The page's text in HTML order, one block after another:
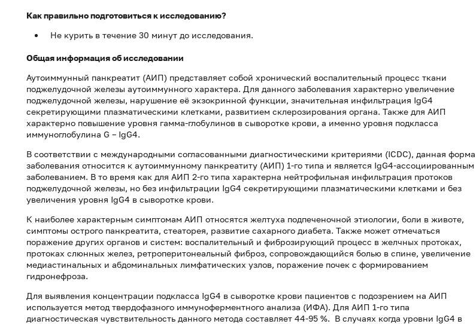
Как правильно подготовиться к исследованию?
Не курить в течение 30 минут до исследования.
Общая информация об исследовании
Аутоиммунный панкреатит (АИП) представляет собой хронический воспалительный процесс ткани
поджелудочной железы аутоиммунного характера. Для данного заболевания характерно увеличение
поджелудочной железы, нарушение её экзокринной функции, значительная инфильтрация IgG4
секретирующими плазматическими клетками, развитием склерозирования органа. Также для АИП
характерно повышение уровня гамма-глобулинов в сыворотке крови, а именно уровня подкласса
иммуноглобулина G – IgG4.
В соответствии с международными согласованными диагностическими критериями (ICDC), данная форма
заболевания относится к аутоиммунному панкреатиту (АИП) 1-го типа и является IgG4-ассоциированным
заболеванием. В то время как для АИП 2-го типа характерна нейтрофильная инфильтрация протоков
поджелудочной железы, но без инфильтрации IgG4 секретирующими плазматическими клетками и без
увеличения уровня IgG4 в сыворотке крови.
К наиболее характерным симптомам АИП относятся желтуха подпеченочной этиологии, боли в животе,
симптомы острого панкреатита, стеаторея, развитие сахарного диабета. Также может отмечаться
поражение других органов и систем: воспалительный и фиброзирующий процесс в желчных протоках,
протоках слюнных желез, ретроперитонеальный фиброз, сопровождающийся болью в спине, увеличение
медиастинальных и абдоминальных лимфатических узлов, поражение почек с формированием
гидронефроза.
Для выявления концентрации подкласса IgG4 в сыворотке крови пациентов с подозрением на АИП
используется метод твердофазного иммуноферментного анализа (ИФА). Для АИП 1-го типа
диагностическая чувствительность данного метода составляет 44-95 %. В случаях когда уровни IgG4 в